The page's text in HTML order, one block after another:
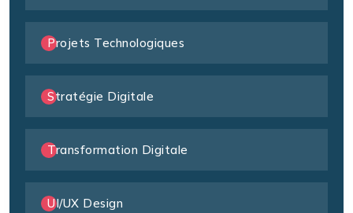
Projets Technologiques
Stratégie Digitale
Transformation Digitale
UI/UX Design